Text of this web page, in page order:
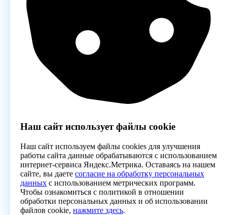
Наш сайт использует файлы cookie
Наш сайт используем файлы cookies для улучшения
работы сайта данные обрабатываются с использованием
интернет-сервиса Яндекс.Метрика. Оставаясь на нашем
сайте, вы даете согласие на обработку персональных
данных с использованием метрических программ.
Чтобы ознакомиться с политикой в отношении
обработки персональных данных и об использовании
файлов cookie, нажмите здесь.